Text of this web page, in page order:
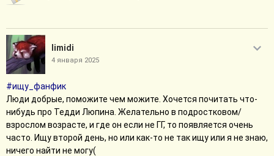
limidi
4 января 2025
#ищу_фанфик
Люди добрые, поможите чем можите. Хочется почитать что-
нибудь про Тедди Люпина. Желательно в подростковом/
взрослом возрасте, и где он если не ГГ, то появляется очень
часто. Ищу второй день, но или как-то не так ищу или я не знаю,
ничего найти не могу(